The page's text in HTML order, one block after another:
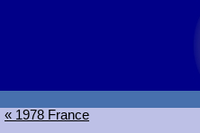
« 1978 France